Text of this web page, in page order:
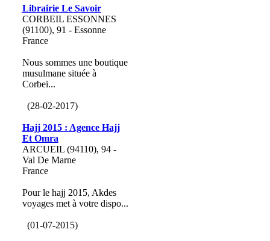
Librairie Le Savoir
CORBEIL ESSONNES
(91100), 91 - Essonne
France
Nous sommes une boutique
musulmane située à
Corbei...
(28-02-2017)
Hajj 2015 : Agence Hajj
Et Omra
ARCUEIL (94110), 94 -
Val De Marne
France
Pour le hajj 2015, Akdes
voyages met à votre dispo...
(01-07-2015)